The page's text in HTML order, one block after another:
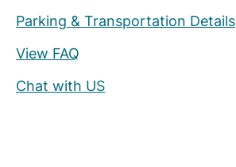
Parking & Transportation Details
View FAQ
Chat with US